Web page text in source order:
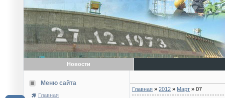
Новости
Меню сайта
Главная
Главная » 2012 » Март » 07